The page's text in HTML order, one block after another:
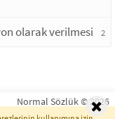
olarak verilmesi 2
Normal Sözlük © 2026